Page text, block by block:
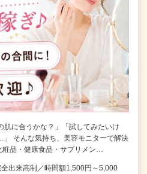
肌に合うかな？」「試してみたいけ
」 そんな気持ち、美容モニターで解決
品・健康食品・サプリメン…
出来高制／時間額1,500円～5,000